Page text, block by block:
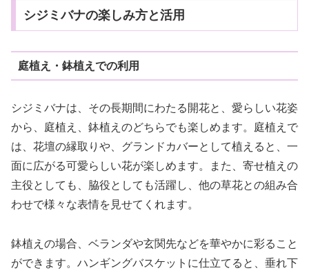
シジミバナの楽しみ方と活用
庭植え・鉢植えでの利用
シジミバナは、その長期間にわたる開花と、愛らしい花姿
から、庭植え、鉢植えのどちらでも楽しめます。庭植えで
は、花壇の縁取りや、グランドカバーとして植えると、一
面に広がる可愛らしい花が楽しめます。また、寄せ植えの
主役としても、脇役としても活躍し、他の草花との組み合
わせで様々な表情を見せてくれます。
鉢植えの場合、ベランダや玄関先などを華やかに彩ること
ができます。ハンギングバスケットに仕立てると、垂れ下